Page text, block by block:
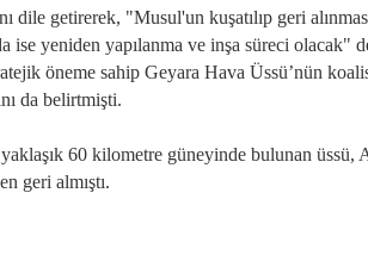
dile getirerek, "Musul'un kuşatılıp geri
ise yeniden yapılanma ve inşa süreci olacak"
öneme sahip Geyara Hava Üssü’nün
da belirtmişti.
60 kilometre güneyinde bulunan üssü,
geri almıştı.